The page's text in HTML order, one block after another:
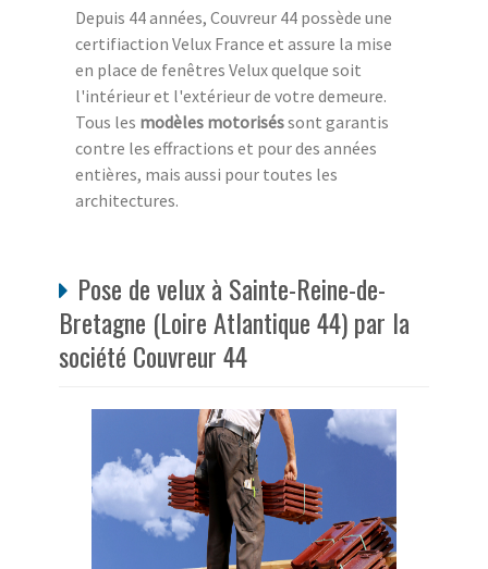
Depuis 44 années, Couvreur 44 possède une
certifiaction Velux France et assure la mise
en place de fenêtres Velux quelque soit
l'intérieur et l'extérieur de votre demeure.
Tous les modèles motoriséssont garantis
contre les effractions et pour des années
entières, mais aussi pour toutes les
architectures.
Pose de velux à Sainte-Reine-de-
Bretagne (Loire Atlantique 44) par la
société Couvreur 44